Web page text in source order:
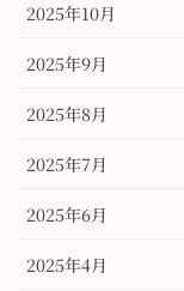
2025年10月
2025年9月
2025年8月
2025年7月
2025年6月
2025年4月